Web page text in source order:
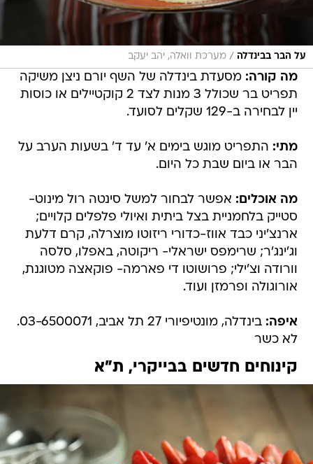
על הבר בבינדלה / מערכת וואלה, יהב יעקב
מה קורה: מסעדת בינדלה של השף יורם ניצן משיקה
תפריט בר שכולל 3 מנות לצד 2 קוקטיילים או כוסות
יין לבחירה ב-129 שקלים לסועד.
מתי: התפריט מוגש בימים א' עד ד' בשעות הערב על
הבר או ביום שבת כל היום.
מה אוכלים: אפשר לבחור למשל סינטה רול מינוט-
סטייק בלחמניית בצל ביתית ואיולי פלפלים קלויים;
ארנצ'יני כבד אווז-כדורי ריזוטו מוצרלה, קרם דלעת
וג'ינג'ר; שרימפס ישראלי- ריקוטה, באפלו, סלסה
וורודה וצ'ילי; פרושוטו די פארמה- פוקאצה מטוגנת,
אורוגולה ופרמזן ועוד.
איפה:
בינדלה, מונטיפיורי 27 תל אביב, 03-6500071.
לא כשר
קינוחים חדשים בבייקרי, ת"א